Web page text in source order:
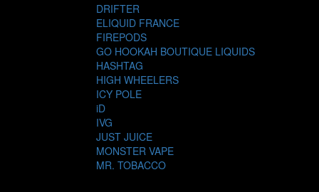
DRIFTER
ELIQUID FRANCE
FIREPODS
GO HOOKAH BOUTIQUE LIQUIDS
HASHTAG
HIGH WHEELERS
ICY POLE
iD
IVG
JUST JUICE
MONSTER VAPE
MR. TOBACCO